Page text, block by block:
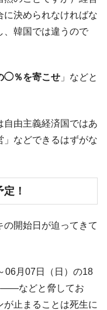
場のように変質した
火曜日。サーキットブ
白嶺』は先進技術の
く輩出している都道
とは？
走で勝利騎手がもら
るモチーフとは？
決められなければな
、韓国では違うので
◯％を寄こせ 」などと
自由主義経済国ではあ
」などできるはずがな
！
開始日が迫ってきて
06月07日（日）の18
――などと脅してお
が止まることは死生に